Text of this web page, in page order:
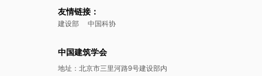
友情链接：
建设部 中国科协
中国建筑学会
地址：北京市三里河路9号建设部内